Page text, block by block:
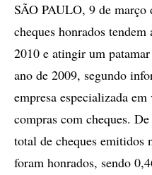
SÃO PAULO, 9 de março
cheques honrados tendem
2010 e atingir um
ano de 2009, segundo
empresa especializada
compras com cheques.
total de cheques emitidos
foram honrados, sendo